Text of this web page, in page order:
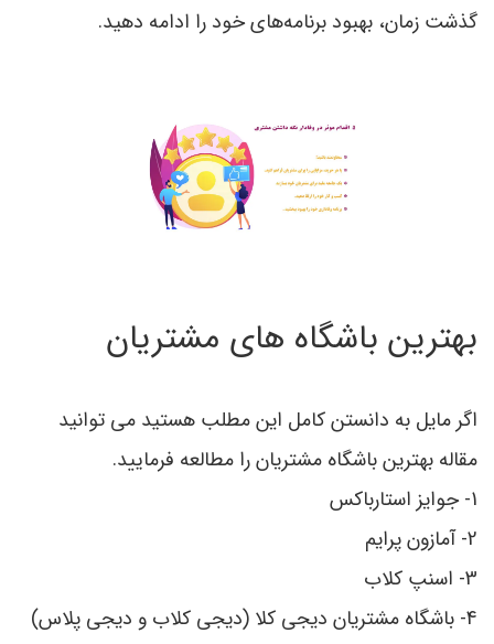
گذشت زمان، بهبود برنامه‌های خود را ادامه دهید.
بهترین باشگاه هاي مشتریان
اگر مایل به دانستن کامل این مطلب هستید می توانید
مقاله بهترین باشگاه مشتریان را مطالعه فرمایید.
1- جوایز استارباکس
2- آمازون پرایم
3- اسنپ کلاب
4- باشگاه مشتریان دیجی کلا (دیجی کلاب و دیجی پلاس)